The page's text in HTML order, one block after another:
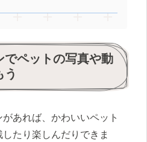
でペットの写真や動
う
あれば、かわいいペット
たり楽しんだりできま